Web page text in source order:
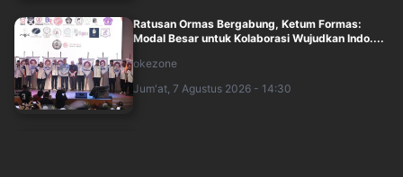
Ratusan Ormas Bergabung, Ketum Formas:
Modal Besar untuk Kolaborasi Wujudkan Indo....
okezone
Jum'at, 7 Agustus 2026 - 14:30